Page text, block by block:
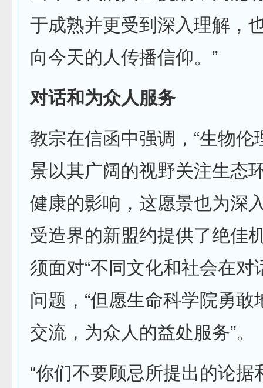
于成熟并更受到深入理解，
向今天的人传播信仰。”
对话和为众人服务
教宗在信函中强调，“生物伦
景以其广阔的视野关注生态
健康的影响，这愿景也为深
受造界的新盟约提供了绝佳
须面对“不同文化和社会在对
问题，“但愿生命科学院勇敢
交流，为众人的益处服务”。
“你们不要顾忌所提出的论据